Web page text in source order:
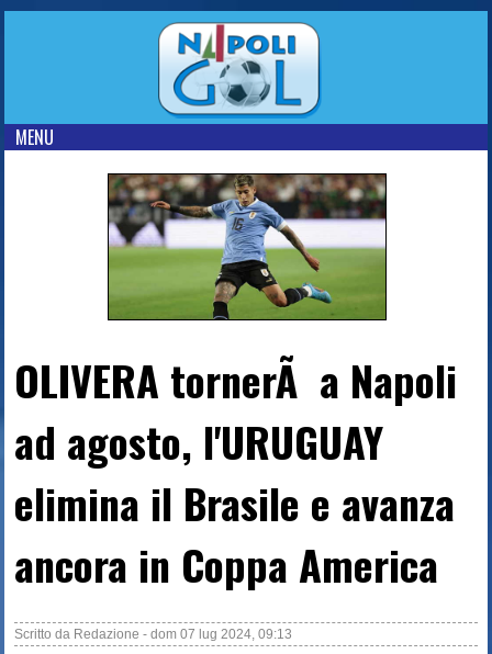
MENU
OLIVERA tornerÃ a Napoli
ad agosto, l'URUGUAY
elimina il Brasile e avanza
ancora in Coppa America
Scritto da Redazione -dom 07 lug 2024, 09:13